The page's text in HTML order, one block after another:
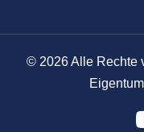
© 2026Alle Rechte